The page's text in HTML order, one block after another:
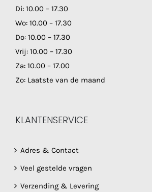
Di: 10.00 – 17.30
Wo: 10.00 – 17.30
Do: 10.00 – 17.30
Vrij: 10.00 – 17.30
Za: 10.00 – 17.00
Zo: Laatste van de maand
KLANTENSERVICE
Adres & Contact
Veel gestelde vragen
Verzending & Levering